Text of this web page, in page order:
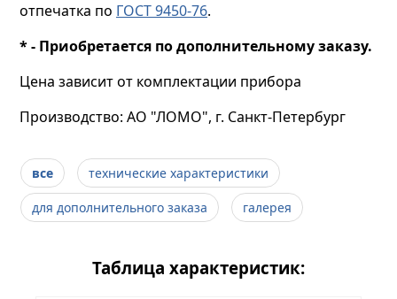
отпечатка по ГОСТ 9450-76.
* - Приобретается по дополнительному заказу.
Цена зависит от комплектации прибора
Производство: АО "ЛОМО", г. Санкт-Петербург
все технические характеристики
для дополнительного заказа галерея
Таблица характеристик: